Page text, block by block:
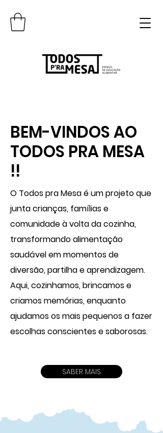
BEM-VINDOS AO
TODOS PRA MESA
!!
O Todos pra Mesa é um projeto que
junta crianças, famílias e
comunidade à volta da cozinha,
transformando alimentação
saudável em momentos de
diversão, partilha e aprendizagem.
Aqui, cozinhamos, brincamos e
criamos memórias, enquanto
ajudamos os mais pequenos a fazer
escolhas conscientes e saborosas.
SABER MAIS